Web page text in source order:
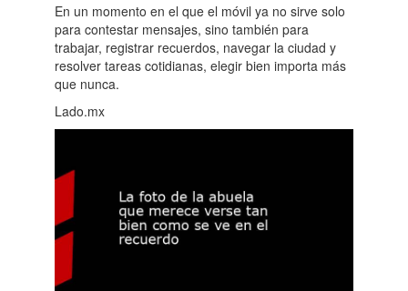
En un momento en el que el móvil ya no sirve solo
para contestar mensajes, sino también para
trabajar, registrar recuerdos, navegar la ciudad y
resolver tareas cotidianas, elegir bien importa más
que nunca.
Lado.mx